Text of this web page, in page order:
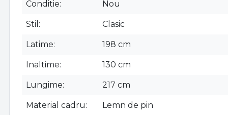
Conditie Nou
Stil Clasic
Latime 198 cm
Inaltime 130 cm
Lungime 217 cm
Material cadru Lemn de pin